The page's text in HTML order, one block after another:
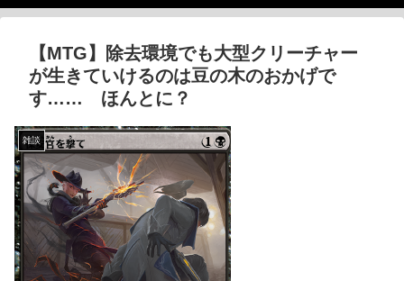
【MTG】除去環境でも大型クリーチャー
が生きていけるのは豆の木のおかげで
す…… ほんとに？
雑談